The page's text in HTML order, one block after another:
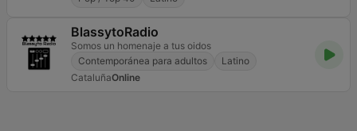
BlassytoRadio
Somos un homenaje a tus oidos
Contemporánea para adultos
Latino
CataluñaOnline